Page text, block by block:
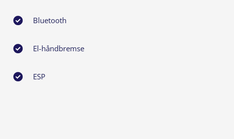
Bluetooth
El-håndbremse
ESP